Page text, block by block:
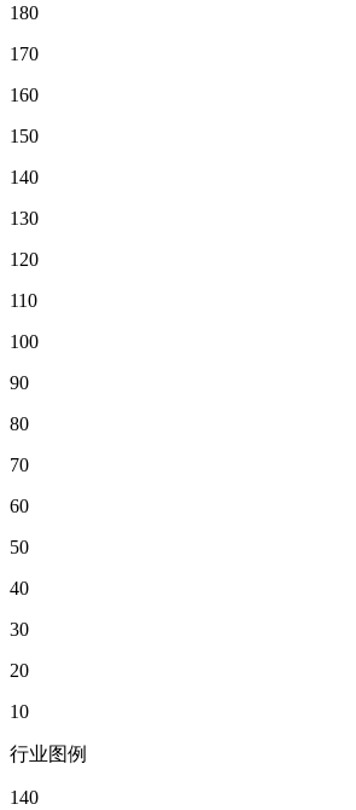
180
170
160
150
140
130
120
110
100
90
80
70
60
50
40
30
20
10
行业图例
140